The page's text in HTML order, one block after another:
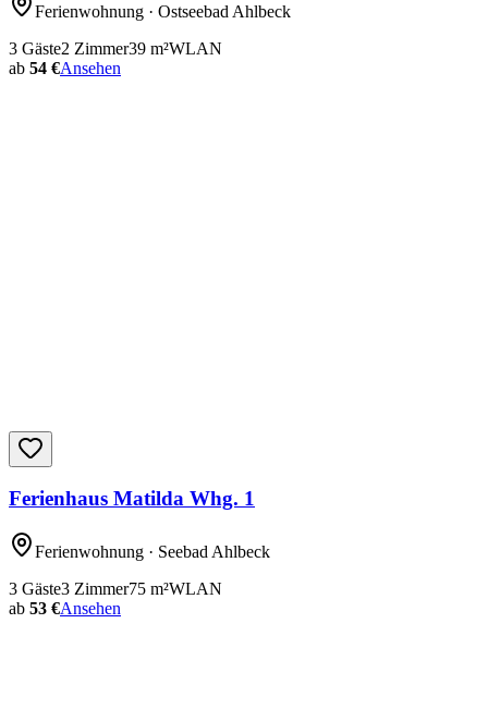
Ferienwohnung · Ostseebad Ahlbeck
3 Gäste2 Zimmer39 m²WLAN
ab 54 €Ansehen
Ferienhaus Matilda Whg. 1
Ferienwohnung · Seebad Ahlbeck
3 Gäste3 Zimmer75 m²WLAN
ab 53 €Ansehen